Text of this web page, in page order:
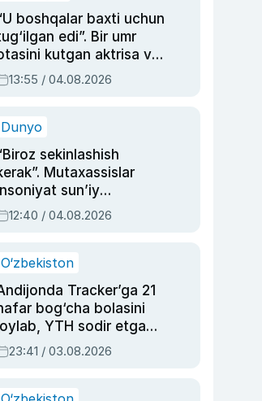
boshqalar baxti uchun
edi”. Bir umr
kutgan aktrisa va
ustasi Rimma
13:55 / 04.08.2026
Dunyo
sekinlashish
Mutaxassislar
sun’iy
boshqara
qolishidan xavotir
12:40 / 04.08.2026
O‘zbekiston
Tracker’ga 21
bog‘cha bolasini
YTH sodir etgan
sud hukmi o‘qildi
23:41 / 03.08.2026